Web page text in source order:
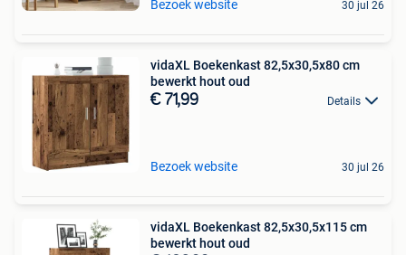
Bezoek website 30 jul 26
vidaXL Boekenkast 82,5x30,5x80 cm
bewerkt hout oud
€ 71,99 Details
Bezoek website 30 jul 26
vidaXL Boekenkast 82,5x30,5x115 cm
bewerkt hout oud